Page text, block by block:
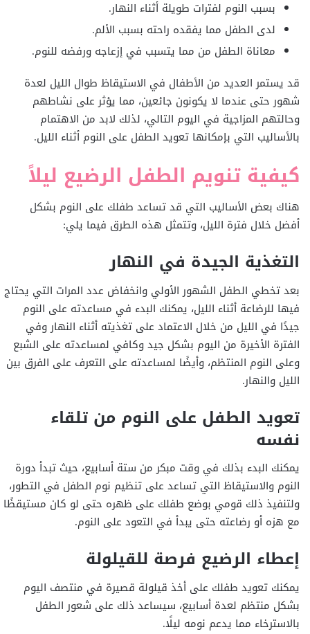
بسبب النوم لفترات طويلة أثناء النهار.
لدى الطفل مما يفقده راحته بسبب الألم.
معاناة الطفل من مما يتسبب في إزعاجه ورفضه للنوم.
قد يستمر العديد من الأطفال في الاستيقاظ طوال الليل لعدة
شهور حتى عندما لا يكونون جائعين، مما يؤثر على نشاطهم
وحالتهم المزاجية في اليوم التالي، لذلك لابد من الاهتمام
بالأساليب التي بإمكانها تعويد الطفل على النوم أثناء الليل.
كيفية تنويم الطفل الرضيع ليلاً
هناك بعض الأساليب التي قد تساعد طفلك على النوم بشكل
أفضل خلال فترة الليل، وتتمثل هذه الطرق فيما يلي:
التغذية الجيدة في النهار
بعد تخطي الطفل الشهور الأولي وانخفاض عدد المرات التي يحتاج
فيها للرضاعة أثناء الليل، يمكنك البدء في مساعدته على النوم
جيدًا في الليل من خلال الاعتماد على تغذيته أثناء النهار وفي
الفترة الأخيرة من اليوم بشكل جيد وكافي لمساعدته على الشبع
وعلى النوم المنتظم، وأيضًا لمساعدته على التعرف على الفرق بين
الليل والنهار.
تعويد الطفل على النوم من تلقاء
نفسه
يمكنك البدء بذلك في وقت مبكر من ستة أسابيع، حيث تبدأ دورة
النوم والاستيقاظ التي تساعد على تنظيم نوم الطفل في التطور،
ولتنفيذ ذلك قومي بوضع طفلك على ظهره حتى لو كان مستيقظًا
مع هزه أو رضاعته حتى يبدأ في التعود على النوم.
إعطاء الرضيع فرصة للقيلولة
يمكنك تعويد طفلك على أخذ قيلولة قصيرة في منتصف اليوم
بشكل منتظم لعدة أسابيع، سيساعد ذلك على شعور الطفل
بالاسترخاء مما يدعم نومه ليلًا.